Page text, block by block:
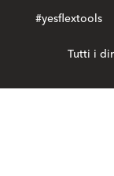
#yesflextools
Tutti i